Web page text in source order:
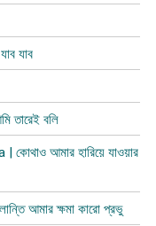
যাব
বলি
আমার হারিয়ে যাওয়ার
আমার ক্ষমা কারো প্রভু